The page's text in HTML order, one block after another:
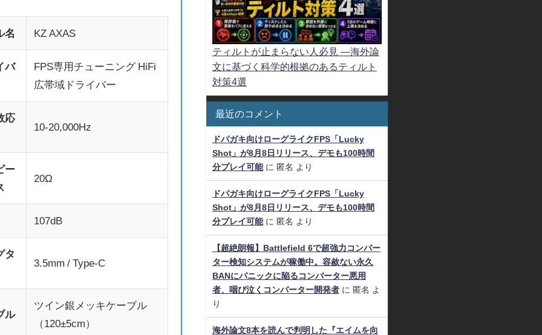
名 KZ AXAS
バ
FPS専用チューニング HiFi
広帯域ドライバー
応
10-20,000Hz
ー
20Ω
107dB
タ
3.5mm / Type-C
ル
ツイン銀メッキケーブル
（120±5cm）
ティルトが止まらない人必見 ―海外論
文に基づく科学的根拠のあるティルト
対策4選
最近のコメント
ドパガキ向けローグライクFPS「Lucky
Shot」が8月8日リリース、デモも100時間
分プレイ可能に 匿名 より
ドパガキ向けローグライクFPS「Lucky
Shot」が8月8日リリース、デモも100時間
分プレイ可能に 匿名 より
【超絶朗報】Battlefield 6で超強力コンバー
ター検知システムが稼働中。容赦ない永久
BANにパニックに陥るコンバーター悪用
者、咽び泣くコンバーター開発者に 匿名
よ
り
海外論文8本を読んで判明した『エイムを向